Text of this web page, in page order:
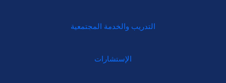
التدريب والخدمة المجتمعية
الإستشارات